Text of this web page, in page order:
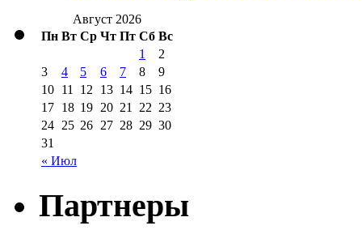
Август 2026
Пн Вт Ср Чт Пт Сб Вс
« Июл
1
2
3
4 5 6 7 8
9
10 11 12 13 14 15 16
17 18 19 20 21 22 23
24 25 26 27 28 29 30
31
Партнеры